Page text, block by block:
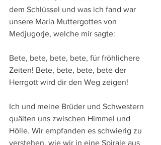
dem Schlüssel und was ich fand war
unsere Maria Muttergottes von
Medjugorje, welche mir sagte:
Bete, bete, bete, bete, für fröhlichere
Zeiten! Bete, bete, bete, bete der
Herrgott wird dir den Weg zeigen!
Ich und meine Brüder und Schwestern
quälten uns zwischen Himmel und
Hölle. Wir empfanden es schwierig zu
verstehen, wie wir in eine Spirale aus